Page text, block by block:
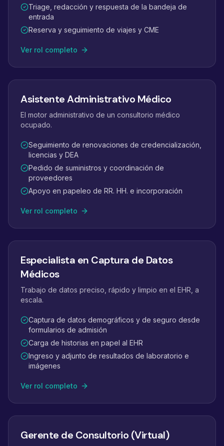
Triage, redacción y respuesta de la bandeja de
entrada
Reserva y seguimiento de viajes y CME
Ver rol completo
Asistente Administrativo Médico
El motor administrativo de un consultorio médico
ocupado.
Seguimiento de renovaciones de credencialización,
licencias y DEA
Pedido de suministros y coordinación de
proveedores
Apoyo en papeleo de RR. HH. e incorporación
Ver rol completo
Especialista en Captura de Datos
Médicos
Trabajo de datos preciso, rápido y limpio en el EHR, a
escala.
Captura de datos demográficos y de seguro desde
formularios de admisión
Carga de historias en papel al EHR
Ingreso y adjunto de resultados de laboratorio e
imágenes
Ver rol completo
Gerente de Consultorio (Virtual)